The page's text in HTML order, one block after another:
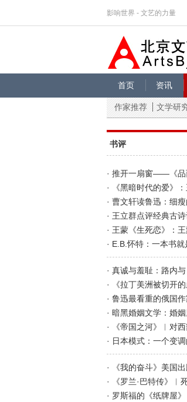
影响世界 - 文艺的力量
首页 资讯
作家推荐 文学研
书评
· 推开一扇窗——《品
· 《黑暗时代的爱》
· 曹文轩读鲁迅：细
· 王立群点评经典古
· 王蒙《生死恋》：
· E.B.怀特：一本书
· 真诚与羞耻：路内
· 《拉丁美洲被切开
· 鲁迅最看重的俄国
· 暗黑婚姻文学：婚
· 《帝国之河》︱对
· 日本模式：一个变
· 《我的奋斗》美国
· 《罗兰·巴特传》︱
· 罗斯福的《纸牌屋》